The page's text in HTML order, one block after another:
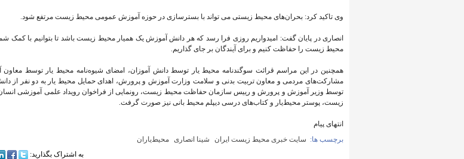
وی تاکید کرد: بحران‌های محیط زیستی می تواند با بسترسازی در حوزه آموزش عمومی محیط زیست مرتفع شود.
انصاری در پایان گفت: امیدواریم روزی فرا رسد که هر دانش آموزش یک همیار محیط زیست باشد تا بتوانیم با کمک
محیط زیست را حفاظت کنیم و برای آیندگان بر جای گذاریم.
همچنین در این مراسم قرائت سوگندنامه محیط یار توسط دانش آموزان، امضای شیوه‌نامه محیط یار توسط
مشارکت‌های مردمی و معاون تربیت بدنی و سلامت وزارت آموزش و پرورش، اهدای حمایل محیط یار به دو نفر از
توسط وزیر آموزش و پرورش و رییس سازمان حفاظت محیط زیست، رونمایی از فراخوان رویداد علمی آموزشی
زیست، پوستر محیط‌یار و کتاب‌های درسی دیپلم محیط بانی نیز صورت گرفت.
انتهای پیام
برچسب ها: سایت خبری محیط زیست ایران شینا انصاری
محیط‌یاران
به اشتراک بگذارید: